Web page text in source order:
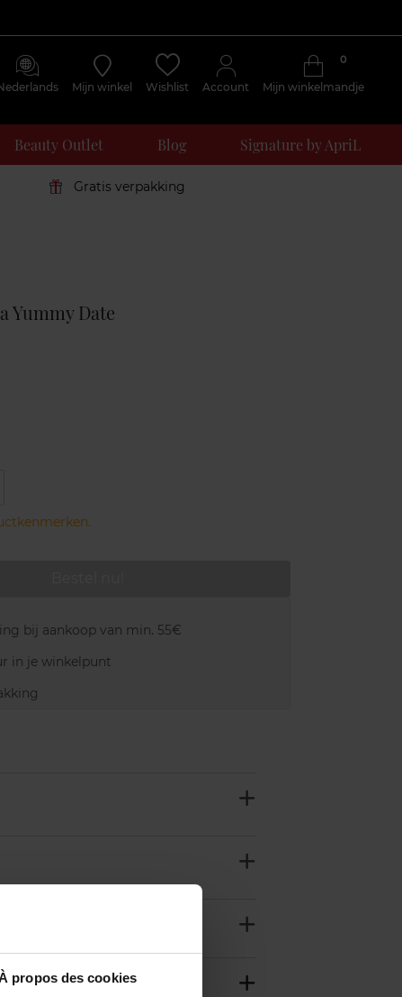
propos des cookies
Mijn winkel Wishlist Account Mijn winkelmandje
0
Beauty Outlet Blog Signature by ApriL
Gratis verpakking
Yummy Date
bij aankoop van min. 55€
in je winkelpunt